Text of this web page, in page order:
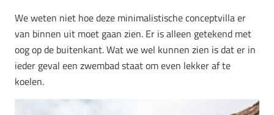
We weten niet hoe deze minimalistische conceptvilla er
van binnen uit moet gaan zien. Er is alleen getekend met
oog op de buitenkant. Wat we wel kunnen zien is dat er in
ieder geval een zwembad staat om even lekker af te
koelen.